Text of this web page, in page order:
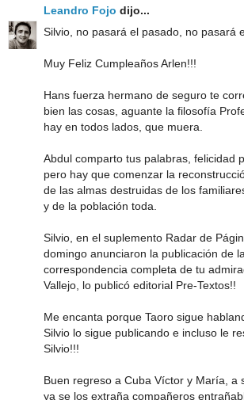
Leandro Fojo dijo...
Silvio, no pasará el pasado, no pasará
Muy Feliz Cumpleaños Arlen!!!
Hans fuerza hermano de seguro te
bien las cosas, aguante la filosofía
hay en todos lados, que muera.
Abdul comparto tus palabras, felicidad
pero hay que comenzar la
de las almas destruidas de los
y de la población toda.
Silvio, en el suplemento Radar de
domingo anunciaron la publicación de la
correspondencia completa de tu
Vallejo, lo publicó editorial Pre-Textos!!
Me encanta porque Taoro sigue
Silvio lo sigue publicando e incluso le
Silvio!!!
Buen regreso a Cuba Víctor y María, a
ya se los extraña compañeros